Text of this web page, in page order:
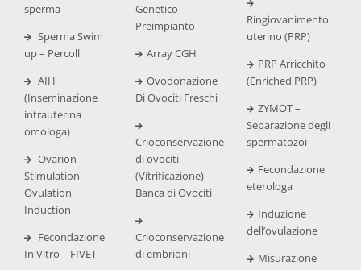
sperma
Sperma Swim
up – Percoll
AIH
(Inseminazione
intrauterina
omologa)
Ovarion
Stimulation –
Ovulation
Induction
Fecondazione
In Vitro – FIVET
Genetico
Preimpianto
Array CGH
Ovodonazione
Di Ovociti Freschi
Crioconservazione
di ovociti
(Vitrificazione)-
Banca di Ovociti
Crioconservazione
di embrioni
Ringiovanimento
uterino (PRP)
PRP Arricchito
(Enriched PRP)
ZYMOT –
Separazione degli
spermatozoi
Fecondazione
eterologa
Induzione
dell’ovulazione
Misurazione